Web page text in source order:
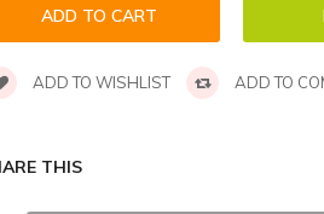
ADD TO WISHLIST ADD TO
THIS